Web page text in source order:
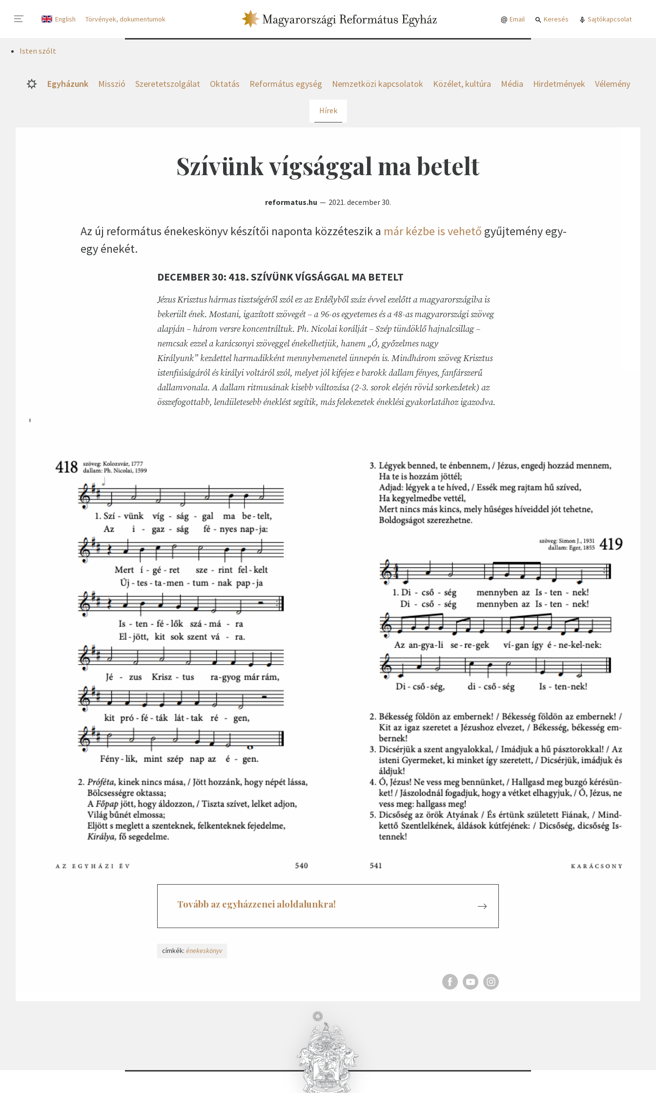
English Törvények, dokumentumok Email Keresés Sajtókapcsolat
Isten szólt
Egyházunk Misszió Szeretetszolgálat Oktatás Református egység Nemzetközi kapcsolatok Közélet, kultúra Média Hirdetmények Vélemény
Hírek
Szívünk vígsággal ma betelt
reformatus.hu 2021. december 30.
Az új református énekeskönyv készítői naponta közzéteszik a már kézbe is vehető gyűjtemény egy-
egy énekét.
DECEMBER 30: 418. SZÍVÜNK VÍGSÁGGAL MA BETELT
Jézus Krisztus hármas tisztségéről szól ez az Erdélyből száz évvel ezelőtt a magyarországiba is
bekerült ének. Mostani, igazított szövegét – a 96-os egyetemes és a 48-as magyarországi szöveg
alapján – három versre koncentráltuk. Ph. Nicolai korálját – Szép tündöklő hajnalcsillag –
nemcsak ezzel a karácsonyi szöveggel énekelhetjük, hanem „Ó, győzelmes nagy
Királyunk” kezdettel harmadikként mennybemenetel ünnepén is. Mindhárom szöveg Krisztus
istenfiúságáról és királyi voltáról szól, melyet jól kifejez e barokk dallam fényes, fanfárszerű
dallamvonala. A dallam ritmusának kisebb változása (2-3. sorok elején rövid sorkezdetek) az
összefogottabb, lendületesebb éneklést segítik, más felekezetek éneklési gyakorlatához igazodva.
Tovább az egyházzenei aloldalunkra!
címkék: énekeskönyv